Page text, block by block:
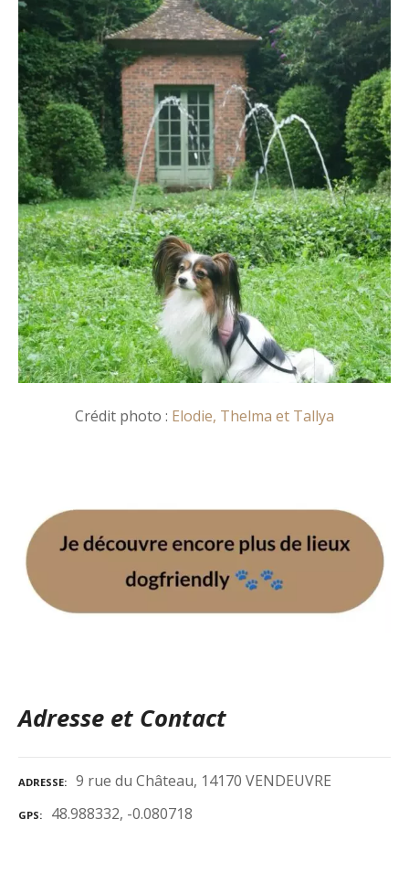
Crédit photo : Elodie, Thelma et Tallya
Adresse et Contact
ADRESSE 9 rue du Château, 14170 VENDEUVRE
GPS 48.988332, -0.080718